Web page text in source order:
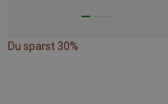
Du sparst 30%